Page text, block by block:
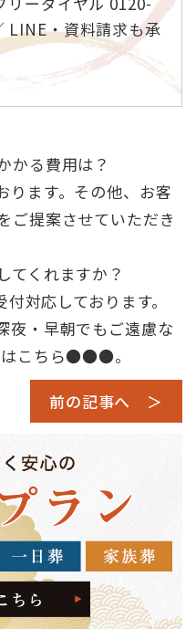
LINE・資料請求も承
る費用は？
ます。その他、お客
ご提案させていただき
てくれますか？
対応しております。
夜・早朝でもご遠慮な
こちら●●●。
前の記事へ ＞